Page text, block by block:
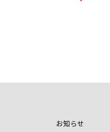
お知らせ